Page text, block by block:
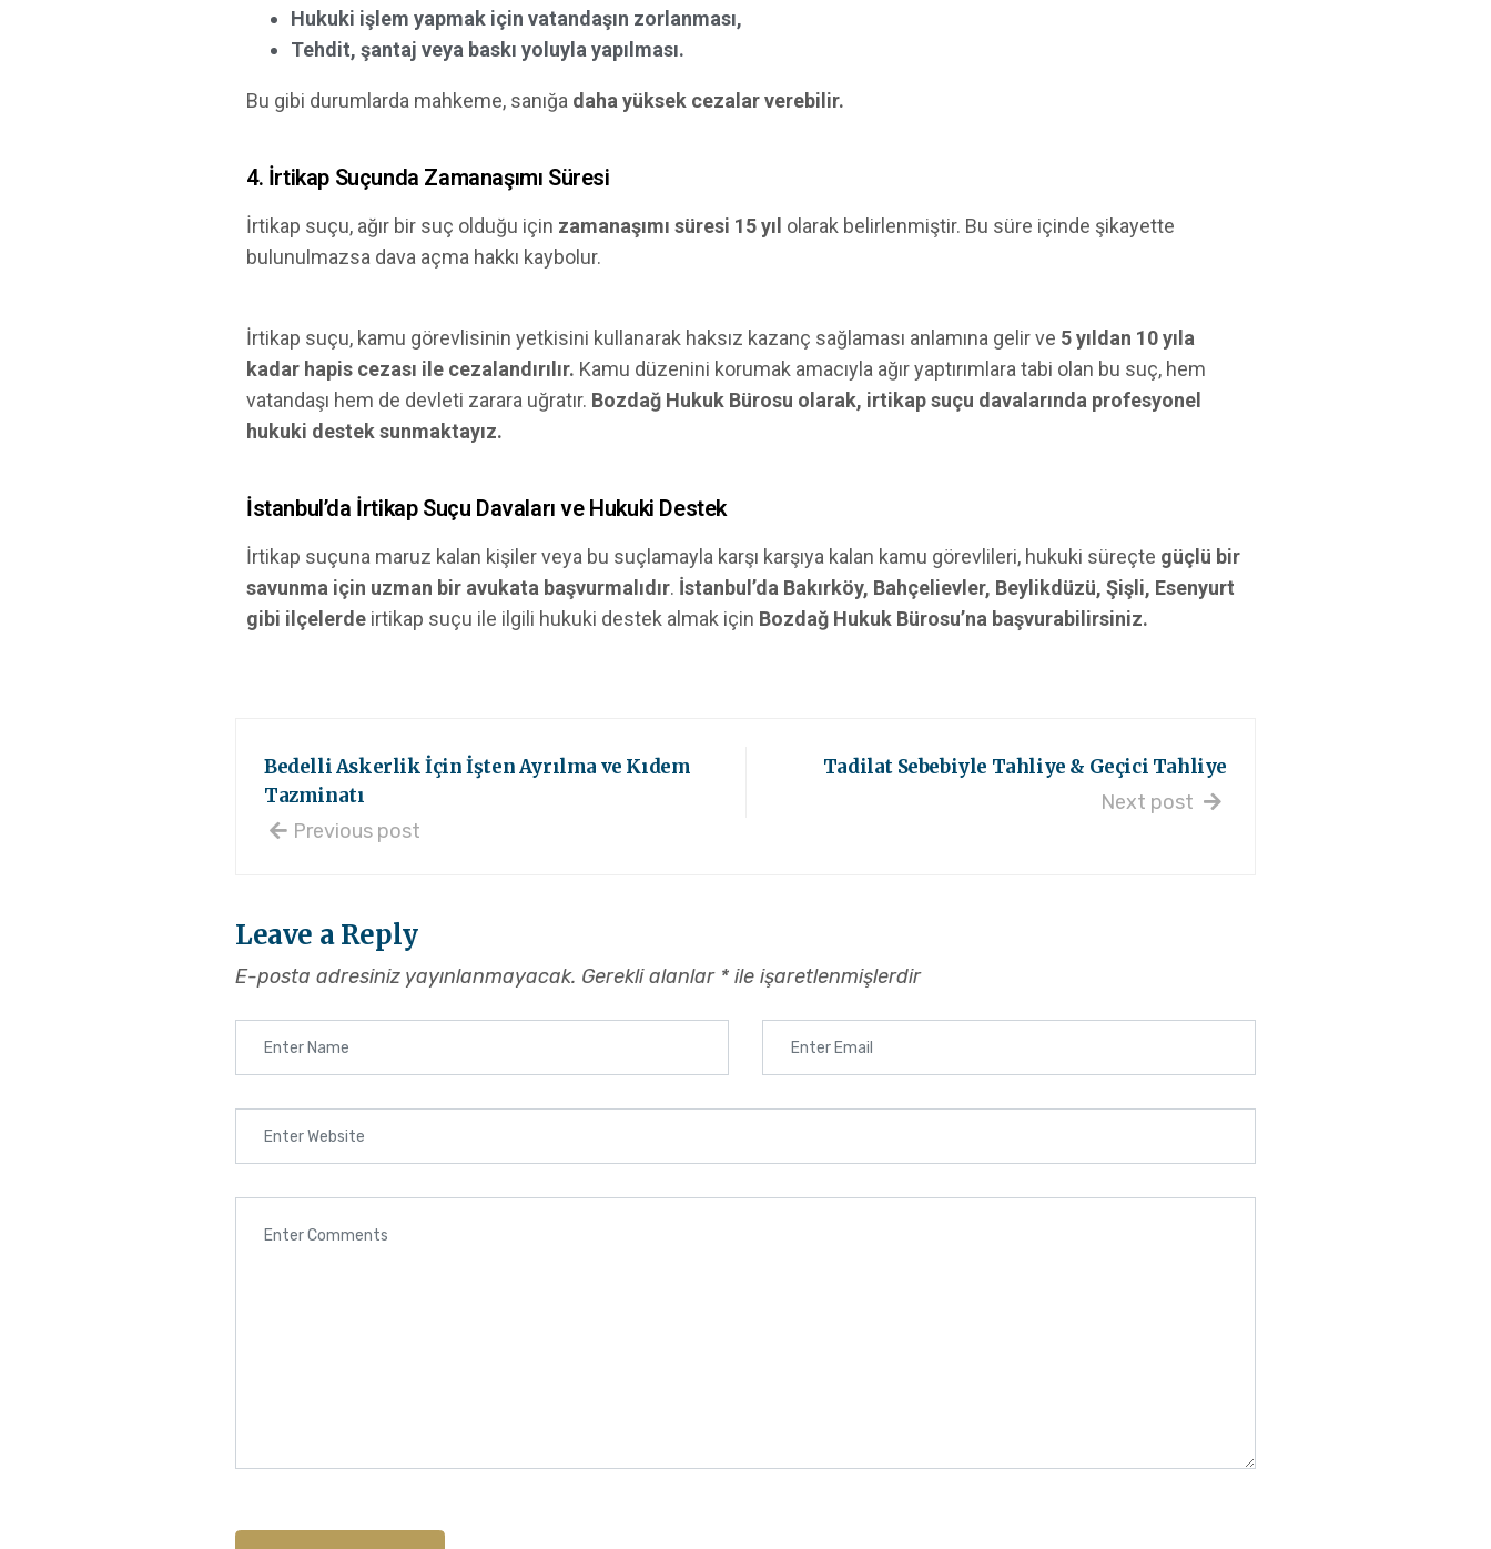
Hukuki işlem yapmak için vatandaşın zorlanması,
Tehdit, şantaj veya baskı yoluyla yapılması.
Bu gibi durumlarda mahkeme, sanığa daha yüksek cezalar verebilir.
4. İrtikap Suçunda Zamanaşımı Süresi
İrtikap suçu, ağır bir suç olduğu için zamanaşımı süresi 15 yıl olarak belirlenmiştir. Bu süre içinde şikayette
bulunulmazsa dava açma hakkı kaybolur.
İrtikap suçu, kamu görevlisinin yetkisini kullanarak haksız kazanç sağlaması anlamına gelir ve 5 yıldan 10 yıla
kadar hapis cezası ile cezalandırılır. Kamu düzenini korumak amacıyla ağır yaptırımlara tabi olan bu suç, hem
vatandaşı hem de devleti zarara uğratır. Bozdağ Hukuk Bürosu olarak, irtikap suçu davalarında profesyonel
hukuki destek sunmaktayız.
İstanbul’da İrtikap Suçu Davaları ve Hukuki Destek
İrtikap suçuna maruz kalan kişiler veya bu suçlamayla karşı karşıya kalan kamu görevlileri, hukuki süreçte güçlü bir
savunma için uzman bir avukata başvurmalıdır. İstanbul’da Bakırköy, Bahçelievler, Beylikdüzü, Şişli, Esenyurt
gibi ilçelerde irtikap suçu ile ilgili hukuki destek almak için Bozdağ Hukuk Bürosu’na başvurabilirsiniz.
Bedelli Askerlik İçin İşten Ayrılma ve Kıdem
Tazminatı
Previous post
Tadilat Sebebiyle Tahliye & Geçici Tahliye
Next post
Leave a Reply
E-posta adresiniz yayınlanmayacak. Gerekli alanlar * ile işaretlenmişlerdir